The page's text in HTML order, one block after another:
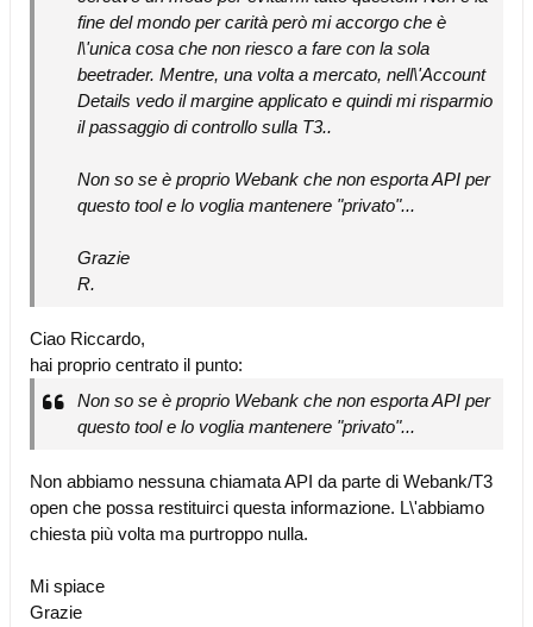
fine del mondo per carità però mi accorgo che è
l\'unica cosa che non riesco a fare con la sola
beetrader. Mentre, una volta a mercato, nell\'Account
Details vedo il margine applicato e quindi mi risparmio
il passaggio di controllo sulla T3..
Non so se è proprio Webank che non esporta API per
questo tool e lo voglia mantenere "privato"...
Grazie
R.
Ciao Riccardo,
hai proprio centrato il punto:
Non so se è proprio Webank che non esporta API per
questo tool e lo voglia mantenere "privato"...
Non abbiamo nessuna chiamata API da parte di Webank/T3
open che possa restituirci questa informazione. L\'abbiamo
chiesta più volta ma purtroppo nulla.
Mi spiace
Grazie